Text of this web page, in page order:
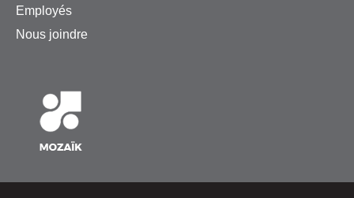
Employés
Nous joindre